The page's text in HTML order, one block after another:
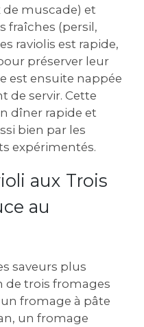
de muscade) et
(persil‚
raviolis est rapide‚
préserver leur
est ensuite nappée
de servir. Cette
dîner rapide et
bien par les
expérimentés.
aux Trois
au
saveurs plus
de trois fromages
fromage à pâte
un fromage